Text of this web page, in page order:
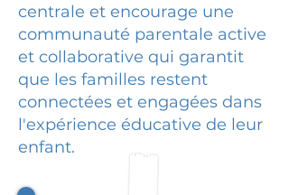
centrale et encourage une
communauté parentale active
et collaborative qui garantit
que les familles restent
connectées et engagées dans
l'expérience éducative de leur
enfant.